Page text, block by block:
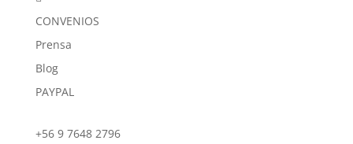
CONVENIOS
Prensa
Blog
PAYPAL
+56 9 7648 2796